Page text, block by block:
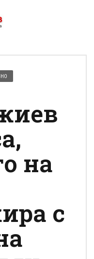
на
с